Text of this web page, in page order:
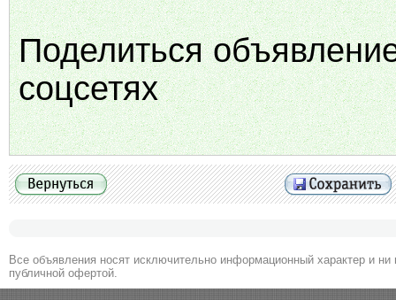
Поделиться
соцсетях
Все объявления носят исключительно информационный характер и ни
публичной офертой.